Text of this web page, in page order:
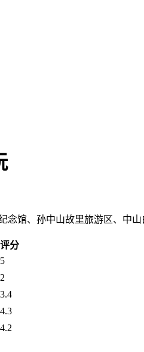
馆、孙中山故里旅游区、中
评分
5
2
3.4
4.3
4.2